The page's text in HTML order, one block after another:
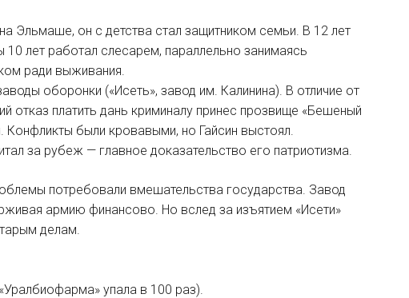
Эльмаше, он с детства стал защитником семьи. В 12 лет
лет работал слесарем, параллельно занимаясь
ради выживания.
оборонки («Исеть», завод им. Калинина). В отличие от
отказ платить дань криминалу принес прозвище «Бешеный
Конфликты были кровавыми, но Гайсин выстоял.
за рубеж — главное доказательство его патриотизма.
потребовали вмешательства государства. Завод
армию финансово. Но вслед за изъятием «Исети»
делам.
упала в 100 раз).